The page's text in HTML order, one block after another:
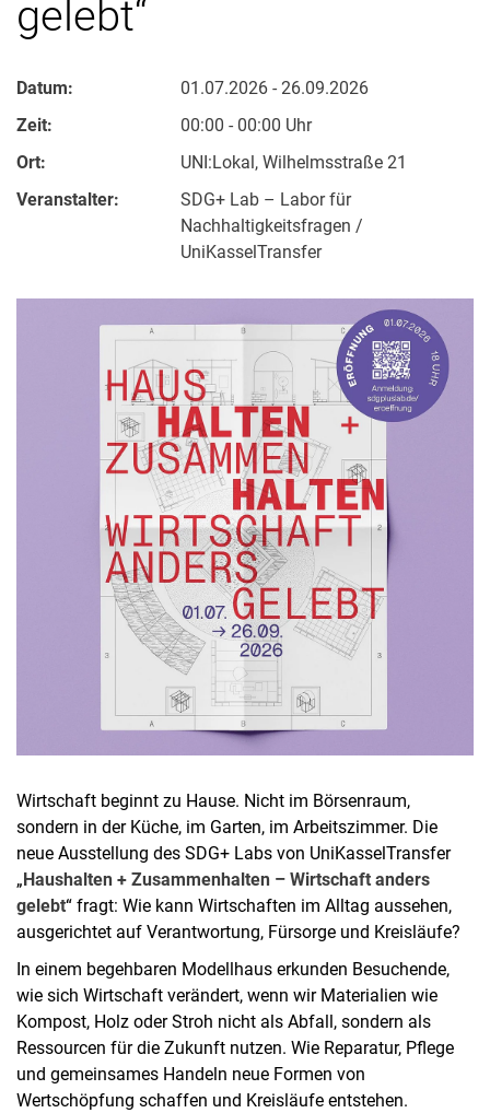
gelebt“
Datum:
01.07.2026 - 26.09.2026
Zeit:
00:00 - 00:00 Uhr
Ort:
UNI:Lokal, Wilhelmsstraße 21
Veranstalter:
SDG+ Lab – Labor für
Nachhaltigkeitsfragen /
UniKasselTransfer
Wirtschaft beginnt zu Hause. Nicht im Börsenraum,
sondern in der Küche, im Garten, im Arbeitszimmer. Die
neue Ausstellung des SDG+ Labs von UniKasselTransfer
„Haushalten + Zusammenhalten – Wirtschaft anders
gelebt“ fragt: Wie kann Wirtschaften im Alltag aussehen,
ausgerichtet auf Verantwortung, Fürsorge und Kreisläufe?
In einem begehbaren Modellhaus erkunden Besuchende,
wie sich Wirtschaft verändert, wenn wir Materialien wie
Kompost, Holz oder Stroh nicht als Abfall, sondern als
Ressourcen für die Zukunft nutzen. Wie Reparatur, Pflege
und gemeinsames Handeln neue Formen von
Wertschöpfung schaffen und Kreisläufe entstehen.